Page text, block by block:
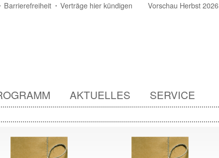
Barrierefreiheit Verträge hier kündigen Vorschau Herbst 2026
AKTUELLES SERVICE